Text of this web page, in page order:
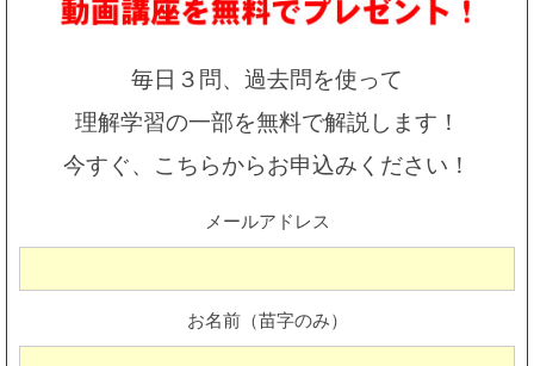
毎日３問、過去問を使って
理解学習の一部を無料で解説します！
今すぐ、こちらからお申込みください！
メールアドレス
お名前（苗字のみ）